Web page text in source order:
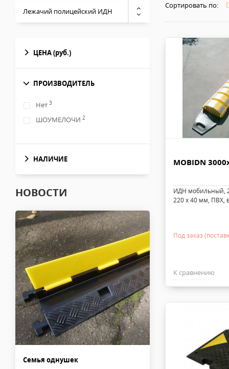
Лежачий полицейский ИДН
ЦЕНА(руб.)
ПРОИЗВОДИТЕЛЬ
Нет 3
ШОУМЕЛОЧИ 2
НАЛИЧИЕ
НОВОСТИ
Семья однушек
Сортировать по:
MOBIDN
ИДН мобильный,
220 х 40 мм, ПВХ,
Под заказ
К сравнению